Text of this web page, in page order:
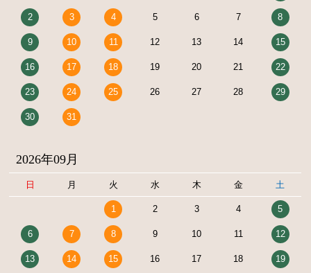
2 3 4 5 6 7 8
9 10 11 12 13 14 15
16 17 18 19 20 21 22
23 24 25 26 27 28 29
30 31
2026年09月
日 月 火 水 木 金 土
1 2 3 4 5
6 7 8 9 10 11 12
13 14 15 16 17 18 19